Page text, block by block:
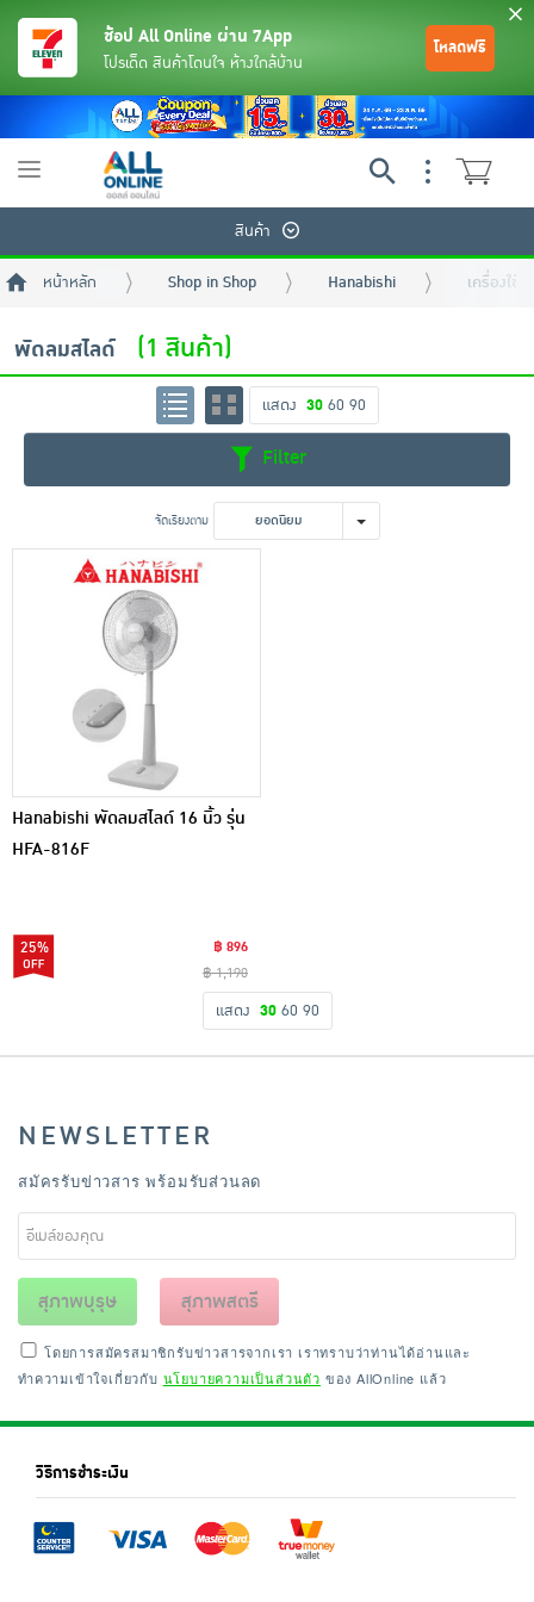
เครื่องปรุงรสและของแห้ง
ขนมขบเคี้ยว และช็อคโกแลต
อาหารสด ผัก ผลไม้และเบเกอรี่
ช้อป All Online ผ่าน 7App
โปรเด็ด สินค้าโดนใจ ห้างใกล้บ้าน
โหลดฟรี
Toggle
สินค้า
หน้าหลัก Shop in Shop Hanabishi เครื่องใช้
พัดลมสไลด์ (1 สินค้า)
แสดง 30 60 90
Filter
จัดเรียงตาม ยอดนิยม
Hanabishi พัดลมสไลด์ 16 นิ้ว รุ่น
HFA-816F
25%
฿ 896
฿ 1,190
แสดง 30 60 90
NEWSLETTER
สมัครรับข่าวสาร พร้อมรับส่วนลด
สุภาพบุรุษ สุภาพสตรี
โดยการสมัครสมาชิกรับข่าวสารจากเรา เราทราบว่าท่านได้อ่านและ
ทำความเข้าใจเกี่ยวกับ นโยบายความเป็นส่วนตัว ของ AllOnline แล้ว
วิธีการชำระเงิน